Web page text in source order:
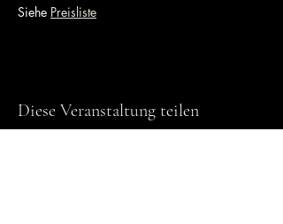
Siehe Preisliste
Diese Veranstaltung teilen